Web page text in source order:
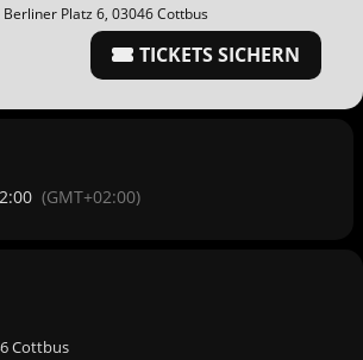
Berliner Platz 6, 03046 Cottbus
TICKETS SICHERN
(GMT+02:00)
Cottbus